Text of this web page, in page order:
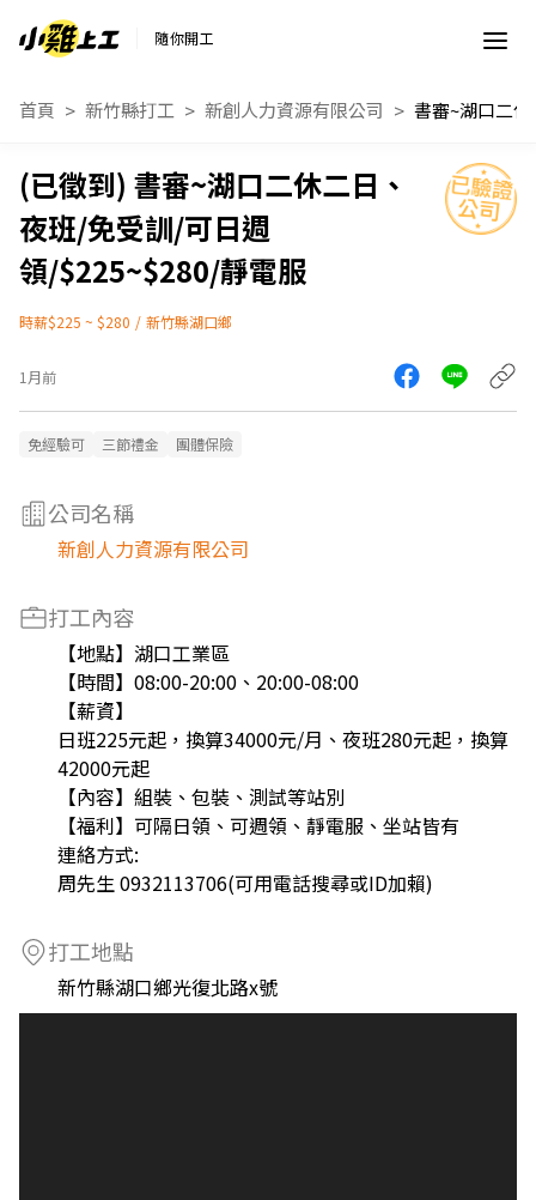
隨你開工
首頁 新竹縣打工 新創人力資源有限公司
書審~湖口二休二日、
夜班/免受訓/可日週
領/$225~$280/靜電服
時薪$225 ~ $280 / 新竹縣湖口鄉
1月前
免經驗可 三節禮金 團體保險
公司名稱
新創人力資源有限公司
打工內容
【地點】湖口工業區
【時間】08:00-20:00、20:00-08:00
【薪資】
日班225元起，換算34000元/月、夜班280元起，換算
42000元起
【內容】組裝、包裝、測試等站別
【福利】可隔日領、可週領、靜電服、坐站皆有
連絡方式:
周先生 0932113706(可用電話搜尋或ID加賴)
打工地點
新竹縣湖口鄉光復北路x號